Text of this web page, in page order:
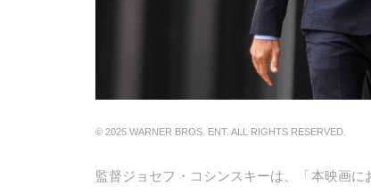
© 2025 WARNER BROS. ENT. ALL RIGHTS RESERVED.
監督ジョセフ・コシンスキーは、「本映画